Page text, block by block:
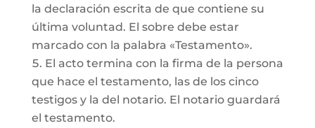
la declaración escrita de que contiene su
última voluntad. El sobre debe estar
marcado con la palabra «Testamento».
El acto termina con la firma de la persona
que hace el testamento, las de los cinco
testigos y la del notario. El notario guardará
el testamento.